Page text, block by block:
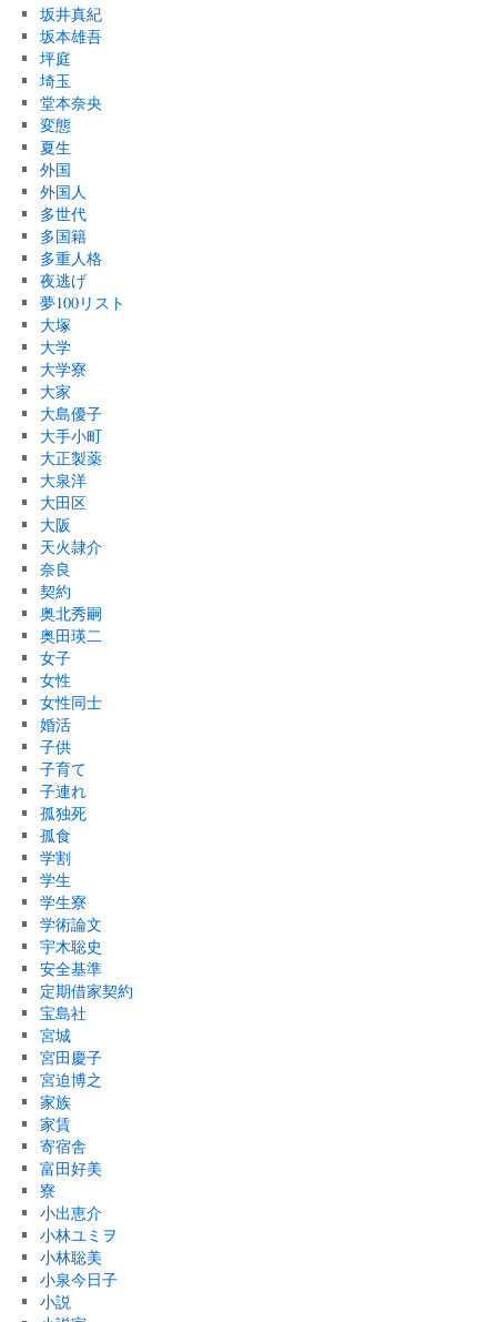
坂井真紀
坂本雄吾
坪庭
埼玉
堂本奈央
変態
夏生
外国
外国人
多世代
多国籍
多重人格
夜逃げ
夢100リスト
大塚
大学
大学寮
大家
大島優子
大手小町
大正製薬
大泉洋
大田区
大阪
天火隷介
奈良
契約
奥北秀嗣
奥田瑛二
女子
女性
女性同士
婚活
子供
子育て
子連れ
孤独死
孤食
学割
学生
学生寮
学術論文
宇木聡史
安全基準
定期借家契約
宝島社
宮城
宮田慶子
宮迫博之
家族
家賃
寄宿舎
富田好美
寮
小出恵介
小林ユミヲ
小林聡美
小泉今日子
小説